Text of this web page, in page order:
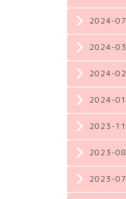
2024-07
2024-03
2024-02
2024-01
2023-11
2023-08
2023-07